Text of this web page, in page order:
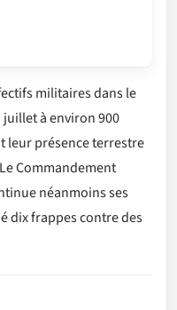
militaires dans le
juillet à environ 900
leur présence terrestre
Commandement
néanmoins ses
dix frappes contre des